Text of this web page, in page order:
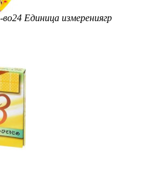
во24 Единица измерениягр